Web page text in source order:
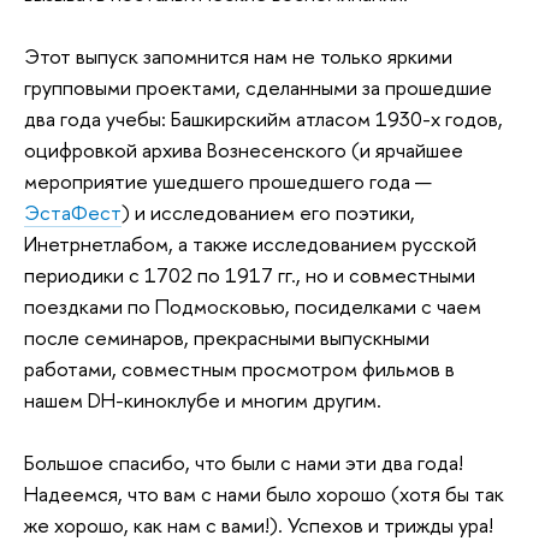
Этот выпуск запомнится нам не только яркими
групповыми проектами, сделанными за прошедшие
два года учебы: Башкирскийм атласом 1930-х годов,
оцифровкой архива Вознесенского (и ярчайшее
мероприятие ушедшего прошедшего года —
ЭстаФест) и исследованием его поэтики,
Инетрнетлабом, а также исследованием русской
периодики с 1702 по 1917 гг., но и совместными
поездками по Подмосковью, посиделками с чаем
после семинаров, прекрасными выпускными
работами, совместным просмотром фильмов в
нашем DH-киноклубе и многим другим.
Большое спасибо, что были с нами эти два года!
Надеемся, что вам с нами было хорошо (хотя бы так
же хорошо, как нам с вами!). Успехов и трижды ура!